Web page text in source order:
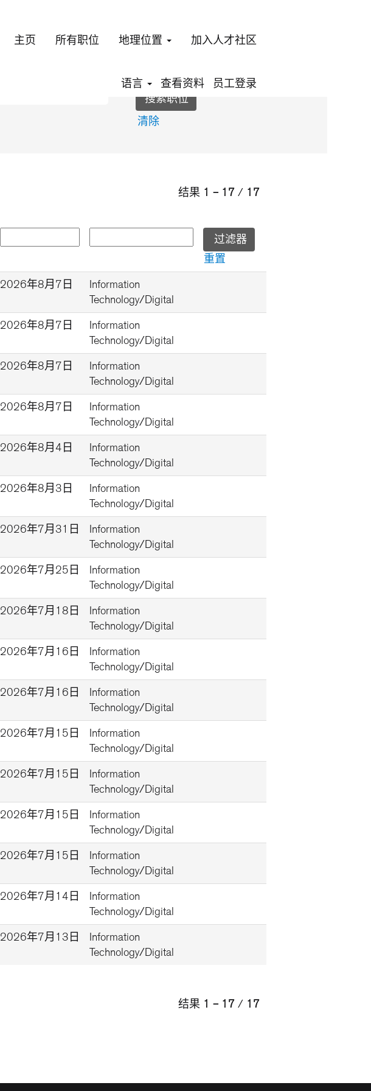
主页 所有职位 地理位置 加入人才社区
语言 查看资料 员工登录
清除
结果 1 – 17 / 17
重置
2026年8月7日
Information
Technology/Digital
2026年8月7日
Information
Technology/Digital
2026年8月7日
Information
Technology/Digital
2026年8月7日
Information
Technology/Digital
2026年8月4日
Information
Technology/Digital
2026年8月3日
Information
Technology/Digital
2026年7月31日
Information
Technology/Digital
2026年7月25日
Information
Technology/Digital
2026年7月18日
Information
Technology/Digital
2026年7月16日
Information
Technology/Digital
2026年7月16日
Information
Technology/Digital
2026年7月15日
Information
Technology/Digital
2026年7月15日
Information
Technology/Digital
2026年7月15日
Information
Technology/Digital
2026年7月15日
Information
Technology/Digital
2026年7月14日
Information
Technology/Digital
2026年7月13日
Information
Technology/Digital
结果 1 – 17 / 17